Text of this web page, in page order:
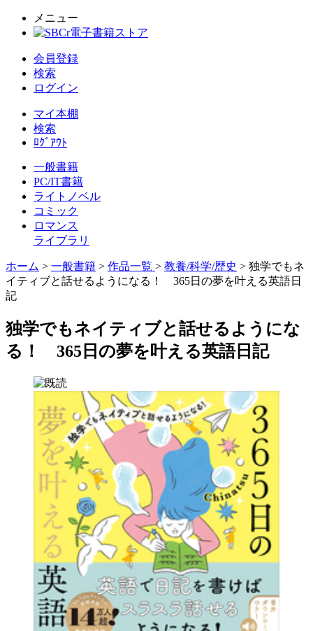
メニュー
会員登録
検索
ログイン
マイ本棚
検索
ﾛｸﾞｱｳﾄ
一般書籍
PC/IT書籍
ライトノベル
コミック
ロマンス
ライブラリ
ホーム > 一般書籍 > 作品一覧 > 教養/科学/歴史 > 独学でもネ
イティブと話せるようになる！ 365日の夢を叶える英語日
記
独学でもネイティブと話せるようにな
る！ 365日の夢を叶える英語日記